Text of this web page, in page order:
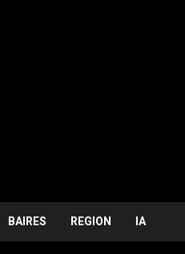
BAIRES REGION IA